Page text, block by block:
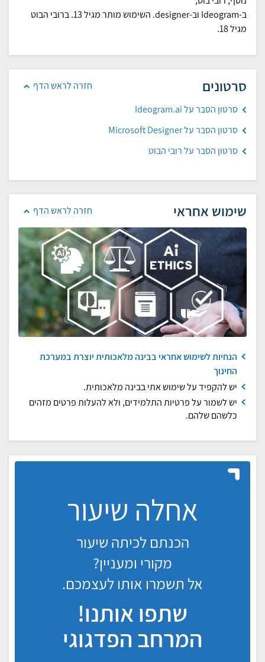
ב-Ideogram וב-designer. השימוש מותר מגיל 13. ברובי הבוט
מגיל 18.
חזרה לראש הדף סרטונים
סרטון הסבר על Ideogram.ai
סרטון הסבר על Microsoft Designer
סרטון הסבר על רובי הבוט
חזרה לראש הדף שימוש אחראי
הנחיות לשימוש אחראי בבינה מלאכותית יוצרת במערכת
החינוך
יש להקפיד על שימוש אתי בבינה מלאכותית.
יש לשמור על פרטיות התלמידים, ולא להעלות פרטים מזהים
כלשהם שלהם.
אחלה שיעור
הכנתם לכיתה שיעור
מקורי ומעניין?
אל תשמרו אותו לעצמכם.
שתפו אותנו!
המרחב הפדגוגי